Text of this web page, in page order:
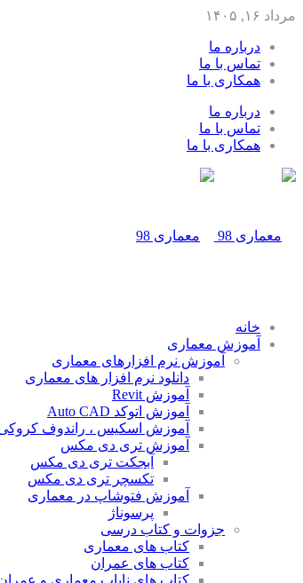
مرداد ۱۶, ۱۴۰۵
درباره ما
تماس با ما
همکاری با ما
درباره ما
تماس با ما
همکاری با ما
خانه
آموزش معماری
آموزش نرم افزارهای معماری
دانلود نرم افزار های معماری
آموزش Revit
آموزش اتوکد Auto CAD
آموزش اسکیس ، راندوف
آموزش تری دی مکس
آبجکت تری دی مکس
تکسچر تری دی مکس
آموزش فتوشاپ در معماری
پرسوناژ
جزوات و کتاب درسی
کتاب های معماری
کتاب های عمران
کتاب های نایاب معماری و